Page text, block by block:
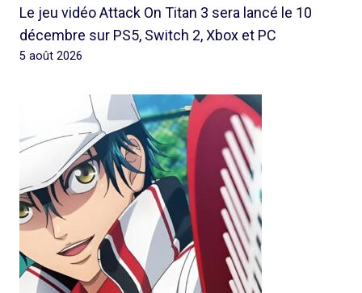
Le jeu vidéo Attack On Titan 3 sera lancé le 10
décembre sur PS5, Switch 2, Xbox et PC
5 août 2026